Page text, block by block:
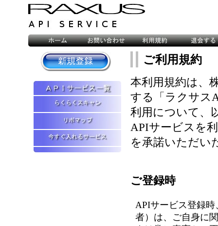
ご利用規約
本利用規約は、
する「ラクサス
利用について、
APIサービスを
を承諾いただい
ご登録時
APIサービス登録
者）は、ご自身に